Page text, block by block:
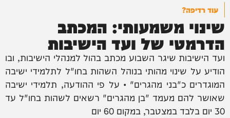
עוד רדיפה?
שינוי משמעותי: המכתב
הדרמטי של ועד הישיבות
ועד הישיבות שיגר השבוע מכתב בהול למנהלי הישיבות, ובו
הודיע על שינוי מהותי בנוהל השהות בחו"ל לתלמידי ישיבה
המוגדרים כ"בני מהגרים" • על פי ההודעה, תלמידי ישיבה
שאושר להם מעמד "בן מהגרים" רשאים לשהות בחו"ל עד
30 יום בלבד במצטבר, במקום 60 יום